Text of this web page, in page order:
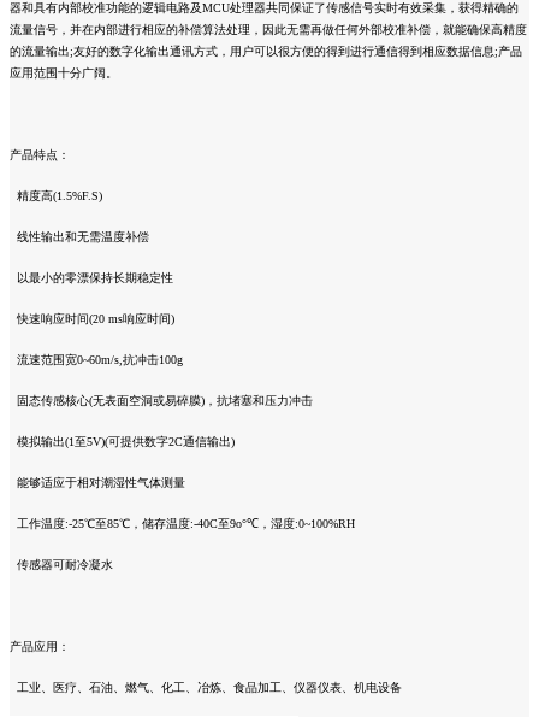
器和具有内部校准功能的逻辑电路及MCU处理器共同保证了传感信号实时有效采集，获得精确的
流量信号，并在内部进行相应的补偿算法处理，因此无需再做任何外部校准补偿，就能确保高精度
的流量输出;友好的数字化输出通讯方式，用户可以很方便的得到进行通信得到相应数据信息;产品
应用范围十分广阔。
产品特点：
精度高(1.5%F.S)
线性输出和无需温度补偿
以最小的零漂保持长期稳定性
快速响应时间(20 ms响应时间)
流速范围宽0~60m/s,抗冲击100g
固态传感核心(无表面空洞或易碎膜)，抗堵塞和压力冲击
模拟输出(1至5V)(可提供数字2C通信输出)
能够适应于相对潮湿性气体测量
工作温度:-25℃至85℃，储存温度:-40C至9o°℃，湿度:0~100%RH
传感器可耐冷凝水
产品应用：
工业、医疗、石油、燃气、化工、冶炼、食品加工、仪器仪表、机电设备